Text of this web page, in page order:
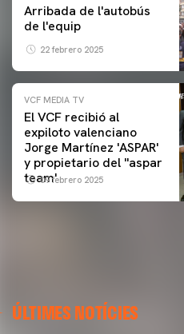
Arribada de l'autobús
de l'equip
22 febrero 2025
VCF MEDIA TV
El VCF recibió al
expiloto valenciano
Jorge Martínez 'ASPAR'
y propietario del ''aspar
team'
09 febrero 2025
ÚLTIMES NOTÍCIES